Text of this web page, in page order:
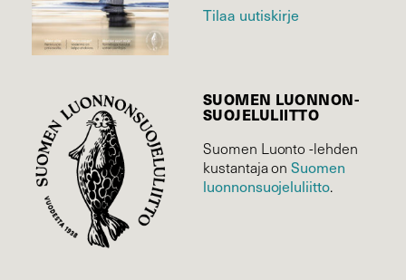
Tilaa uutiskirje
SUOMEN LUONNON­
SUOJELU­LIITTO
Suomen Luonto -lehden
kustantaja onSuomen
luonnonsuojelu­liitto.